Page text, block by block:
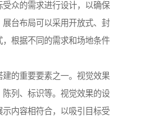
众的需求进行设计，以确保
台布局可以采用开放式、封
根据不同的需求和场地条件
的重要要素之一。视觉效果
列、标识等。视觉效果的设
内容相符合，以吸引目标受